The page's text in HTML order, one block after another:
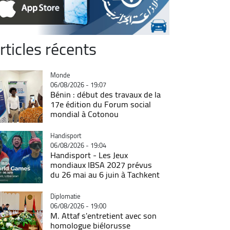
récents
Catégorie
Monde
06/08/2026 - 19:07
Bénin : début des travaux de la
17e édition du Forum social
mondial à Cotonou
Catégorie
Handisport
06/08/2026 - 19:04
Handisport - Les Jeux
mondiaux IBSA 2027 prévus
du 26 mai au 6 juin à Tachkent
Catégorie
Diplomatie
06/08/2026 - 19:00
M. Attaf s'entretient avec son
homologue biélorusse